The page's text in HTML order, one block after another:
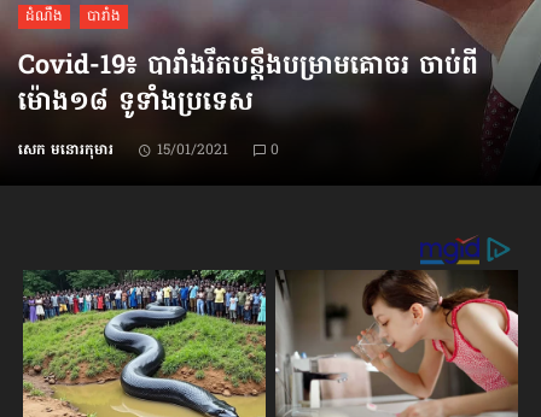
ដំណឹង បារាំង
Covid-19៖ បារាំងរឹតបន្តឹងបម្រាមគោចរ ចាប់ពី
ម៉ោង១៨ ទូទាំងប្រទេស
សេក មនោរកុមារ 15/01/2021 0